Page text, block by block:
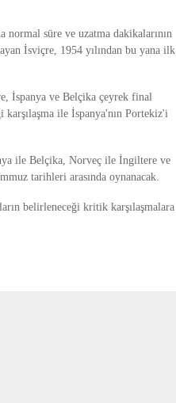
normal süre ve uzatma dakikalarının
İsviçre, 1954 yılından bu yana ilk
İspanya ve Belçika çeyrek final
ile İspanya'nın Portekiz'i
ile Belçika, Norveç ile İngiltere ve
tarihleri arasında oynanacak.
belirleneceği kritik karşılaşmalara